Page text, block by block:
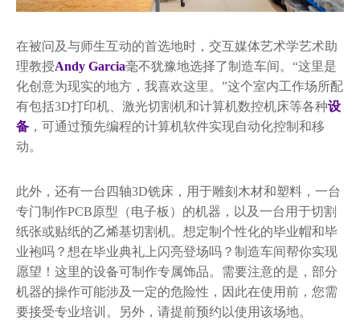
在被问及与师生互动的首选地时，交互媒体艺术学艺术助
理教授Andy Garcia毫不犹豫地选择了制造车间。“这里是
化创意为现实的地方，我喜欢这里。”这个室内工作场所配
有包括3D打印机、激光切割机和计算机数控机床等各种设
备 ，可通过预先编程的计算机软件实现自动化控制和移
动。
此外，还有一台四轴3D铣床，用于雕刻木材和塑料，一台
专门制作PCB原型（电子板）的机器，以及一台用于切割
纸张或贴纸的乙烯基切割机。想定制个性化的毕业帽和毕
业袍吗？想在毕业典礼上闪亮登场吗？制造车间帮你实现
愿望！这里的设备可制作专属饰品。需要注意的是，部分
机器的操作可能涉及一定的危险性，因此在使用前，您需
要接受专业培训。另外，请提前预约以使用该场地。